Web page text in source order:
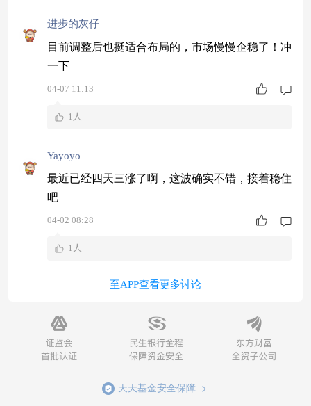
进步的灰仔
目前调整后也挺适合布局的，市场慢慢企稳了！冲
一下
04-07 11:13
1人
Yayoyo
最近已经四天三涨了啊，这波确实不错，接着稳住
吧
04-02 08:28
1人
至APP查看更多讨论
天天基金安全保障